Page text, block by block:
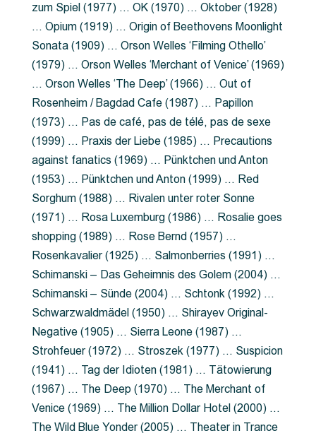
zum Spiel (1977) … OK (1970) … Oktober (1928)
… Opium (1919) … Origin of Beethovens Moonlight
Sonata (1909) … Orson Welles ‘Filming Othello’
(1979) … Orson Welles ‘Merchant of Venice’ (1969)
… Orson Welles ‘The Deep’ (1966) … Out of
Rosenheim / Bagdad Cafe (1987) … Papillon
(1973) … Pas de café, pas de télé, pas de sexe
(1999) … Praxis der Liebe (1985) … Precautions
against fanatics (1969) … Pünktchen und Anton
(1953) … Pünktchen und Anton (1999) … Red
Sorghum (1988) … Rivalen unter roter Sonne
(1971) … Rosa Luxemburg (1986) … Rosalie goes
shopping (1989) … Rose Bernd (1957) …
Rosenkavalier (1925) … Salmonberries (1991) …
Schimanski – Das Geheimnis des Golem (2004) …
Schimanski – Sünde (2004) … Schtonk (1992) …
Schwarzwaldmädel (1950) … Shirayev Original-
Negative (1905) … Sierra Leone (1987) …
Strohfeuer (1972) … Stroszek (1977) … Suspicion
(1941) … Tag der Idioten (1981) … Tätowierung
(1967) … The Deep (1970) … The Merchant of
Venice (1969) … The Million Dollar Hotel (2000) …
The Wild Blue Yonder (2005) … Theater in Trance